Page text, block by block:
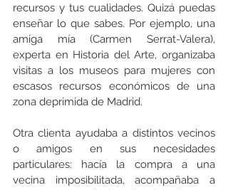
recursos y tus cualidades. Quizá puedas
enseñar lo que sabes. Por ejemplo, una
amiga mía (Carmen Serrat-Valera),
experta en Historia del Arte, organizaba
visitas a los museos para mujeres con
escasos recursos económicos de una
zona deprimida de Madrid.
Otra clienta ayudaba a distintos vecinos
o amigos en sus necesidades
particulares: hacía la compra a una
vecina imposibilitada, acompañaba a